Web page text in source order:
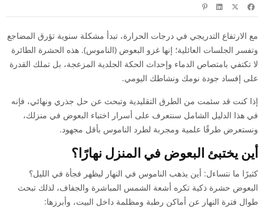
مع الارتفاع التدريجي في درجات الحرارة، تبدأ مشكلة سنوية تؤرق المضاجع
وتفسر الجلسات العائلية؛ إنها غزو البعوض (الناموس). هذه الحشرة الطائرة
لا تكتفي بامتصاص الدماء وإحداث الحكة الجلدية المزعجة، بل تملك القدرة
على إفساد جودة نومك ونشاطك اليومي.
إذا كنت قد سئمت من الطرق التقليدية وتبحث عن حل جذري ونهائي، فإنه
في هذا الدليل الشامل سنتعرف على أسرار اختباء البعوض في منزلك،
ونستعرض طرقًا علمية ومجربة لطرد الناموس بأقل مجهود.
أين يختبئ البعوض في المنزل نهارًا؟
كثيرًا ما نتساءل: أين يذهب الناموس في النهار ليظهر فجأة في الليل؟
البعوض حشرة ذكية تكره أشعة الشمس المباشرة والجفاف، لذلك تبحث
طوال فترة النهار عن أماكن رطبة ومظلمة داخل البيت، وأبرزها: